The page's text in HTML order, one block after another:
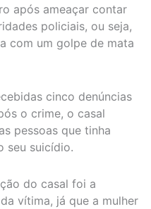
após ameaçar contar
policiais, ou seja,
com um golpe de mata
cinco denúncias
o crime, o casal
pessoas que tinha
seu suicídio.
do casal foi a
vítima, já que a mulher